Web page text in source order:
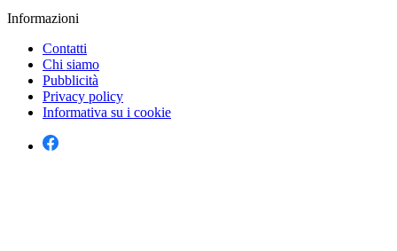
Informazioni
Contatti
Chi siamo
Pubblicità
Privacy policy
Informativa su i cookie